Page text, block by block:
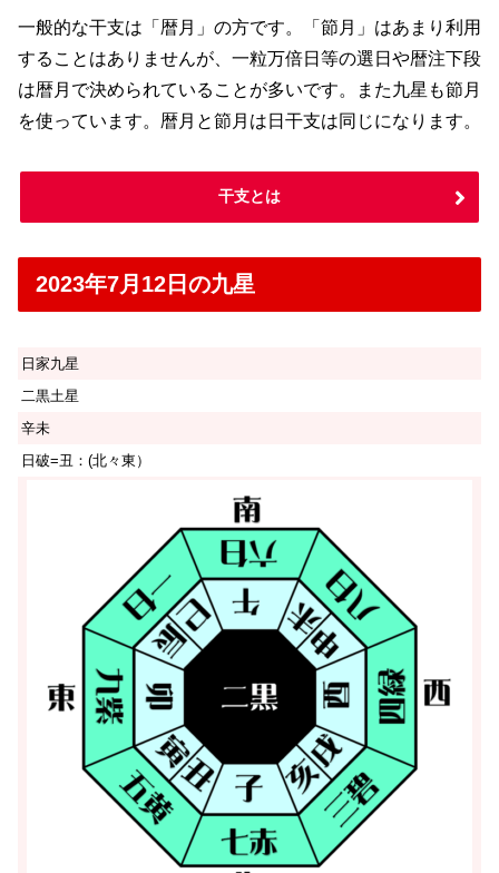
一般的な干支は「暦月」の方です。「節月」はあまり利用
することはありませんが、一粒万倍日等の選日や暦注下段
は暦月で決められていることが多いです。また九星も節月
を使っています。暦月と節月は日干支は同じになります。
干支とは
2023年7月12日の九星
日家九星
二黒土星
辛未
日破=丑：(北々東）